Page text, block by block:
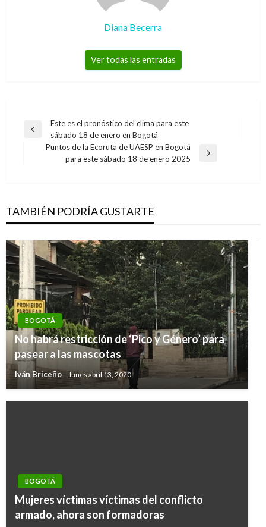
Diana Becerra
Ver todas las entradas
Navegación
entradas
Entrada
anterior
Este es el pronóstico del clima para este
sábado 18 de enero en Bogotá
Puntos de la Ecoruta de UAESP en Bogotá
para este sábado 18 de enero 2025
TAMBIÉN PODRÍA GUSTARTE
BOGOTÁ
No habrá restricción de ‘Pico y Género’ para
pasear a las mascotas
Iván Briceño lunes abril 13, 2020
BOGOTÁ
Mujeres víctimas víctimas del conflicto
armado, ahora son formadoras